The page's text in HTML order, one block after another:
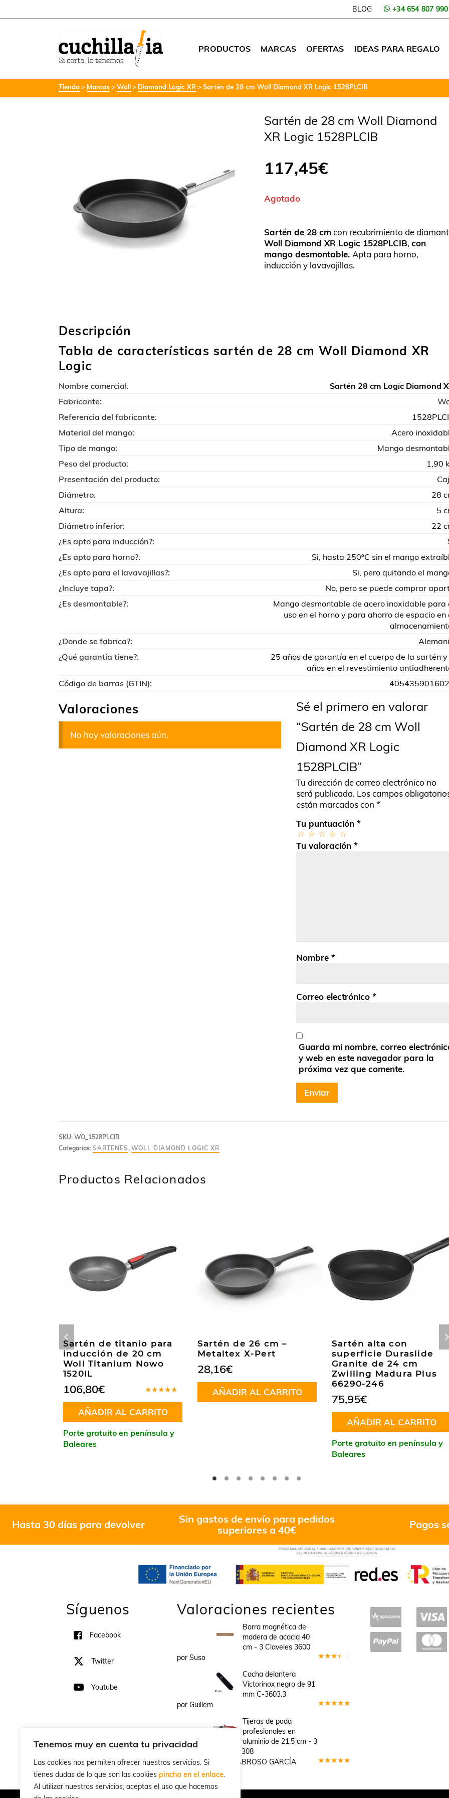
Tenemos muy en cuenta tu privacidad
Las cookies nos permiten ofrecer nuestros servicios. Si
tienes dudas de lo que son las cookies pincha en el enlace.
Al utilizar nuestros servicios, aceptas el uso que hacemos
BLOG +34 654 807 990
PRODUCTOS MARCAS OFERTAS IDEAS PARA REGALO
Tienda Marcas Woll Diamond Logic XR Sartén de 28 cm Woll Diamond XR Logic 1528PLCIB
Sartén de 28 cm Woll Diamond
XR Logic 1528PLCIB
117,45€
Agotado
Sartén de 28 cmcon recubrimiento de
Woll Diamond XR Logic 1528PLCIB,con
mango desmontable. Apta para horno,
inducción y lavavajillas.
Descripción
Tabla de características sartén de 28 cm Woll Diamond XR
Logic
Nombre comercial:
Sartén 28 cm Logic Diamond
Fabricante:
Referencia del fabricante:
Material del mango:
Acero
Tipo de mango:
Mango
Peso del producto:
1,90
Presentación del producto:
Diámetro:
28
Altura:
5
Diámetro inferior:
22
¿Es apto para inducción?:
¿Es apto para horno?:
Si, hasta 250ºC sin el mango
¿Es apto para el lavavajillas?:
Si, pero quitando el
¿Incluye tapa?:
No, pero se puede comprar
¿Es desmontable?:
Mango desmontable de acero inoxidable para
uso en el horno y para ahorro de espacio en
¿Donde se fabrica?:
¿Qué garantía tiene?:
25 años de garantía en el cuerpo de la sartén
años en el revestimiento
Código de barras (GTIN):
Valoraciones
No hay valoraciones aún.
Sé el primero en valorar
“Sartén de 28 cm Woll
Diamond XR Logic
1528PLCIB”
Tu dirección de correo electrónico no
será publicada. Los campos
están marcados con *
Tu puntuación *
Tu valoración *
Nombre *
Correo electrónico *
Guarda mi nombre, correo
y web en este navegador para la
próxima vez que comente.
SKU: WO_1528PLCIB
Categorías: SARTENES, WOLL DIAMOND LOGIC XR
Productos Relacionados
Sartén de titanio para
inducción de 20 cm
Woll Titanium Nowo
1520IL
en4.75
de 5
106,80€
AÑADIR AL CARRITO
Porte gratuito en península y
Baleares
Sartén de 26 cm –
Metaltex X-Pert
28,16€
AÑADIR AL CARRITO
Sartén alta con
superficie Duraslide
Granite de 24 cm
Zwilling Madura Plus
66290-246
75,95€
AÑADIR AL CARRITO
Porte gratuito en península y
Baleares
Hasta 30 días para devolver
Sin gastos de envío para pedidos
superiores a 40€
Pagos
Síguenos
Facebook
Twitter
Youtube
Valoraciones recientes
Barra magnética de
madera de acacia 40
cm - 3 Claveles 3600
por Suso
Cacha delantera
Victorinox negro de 91
mm C-3603.3
por Guillem
Tijeras de poda
profesionales en
aluminio de 21,5 cm - 3
Claveles 308
por LUIS ANGEL SABROSO GARCÍA